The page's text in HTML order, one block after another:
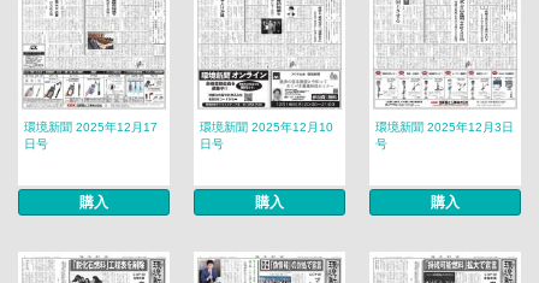
環境新聞 2025年12月17
日号
購入
環境新聞 2025年12月10
日号
購入
環境新聞 2025年12月3日
号
購入